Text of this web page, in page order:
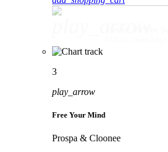
3
play_arrow
Free Your Mind
Prospa & Cloonee